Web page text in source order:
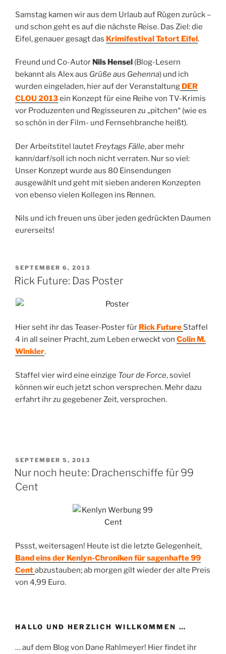
Samstag kamen wir aus dem Urlaub auf Rügen zurück –
und schon geht es auf die nächste Reise. Das Ziel: die
Eifel, genauer gesagt das Krimifestival Tatort Eifel.
Freund und Co-Autor Nils Hensel (Blog-Lesern
bekannt als Alex aus Grüße aus Gehenna) und ich
wurden eingeladen, hier auf der Veranstaltung DER
CLOU 2013ein Konzept für eine Reihe von TV-Krimis
vor Produzenten und Regisseuren zu „pitchen“ (wie es
so schön in der Film- und Fernsehbranche heißt).
Der Arbeitstitel lautet Freytags Fälle, aber mehr
kann/darf/soll ich noch nicht verraten. Nur so viel:
Unser Konzept wurde aus 80 Einsendungen
ausgewählt und geht mit sieben anderen Konzepten
von ebenso vielen Kollegen ins Rennen.
Nils und ich freuen uns über jeden gedrückten Daumen
eurerseits!
VERÖFFENTLICHT
AM
SEPTEMBER 6, 2013
Rick Future: Das Poster
Hier seht ihr das Teaser-Poster für Rick Future Staffel
4 in all seiner Pracht, zum Leben erweckt von Colin M.
Winkler.
Staffel vier wird eine einzige Tour de Force, soviel
können wir euch jetzt schon versprechen. Mehr dazu
erfahrt ihr zu gegebener Zeit, versprochen.
VERÖFFENTLICHT
AM
SEPTEMBER 5, 2013
Nur noch heute: Drachenschiffe für 99
Cent
Pssst, weitersagen! Heute ist die letzte Gelegenheit,
Band eins der Kenlyn-Chroniken für sagenhafte 99
Centabzustauben; ab morgen gilt wieder der alte Preis
von 4,99 Euro.
HALLO UND HERZLICH WILLKOMMEN …
… auf dem Blog von Dane Rahlmeyer! Hier findet ihr